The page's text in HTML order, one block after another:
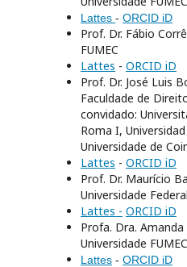
Lattes - ORCID iD
Prof. Dr. Fábio
FUMEC
Lattes - ORCID iD
Prof. Dr. José Luis
Faculdade de
convidado:
Roma I,
Universidade de
Lattes - ORCID iD
Prof. Dr. Maurício
Universidade
Lattes - ORCID iD
Profa. Dra.
Universidade FUMEC
Lattes - ORCID iD